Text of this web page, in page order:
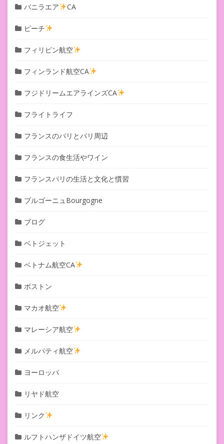
バニラエア CA
ピーチ
フィリピン航空
フィンランド航空CA
フジドリームエアラインズCA
フライトライフ
フランスのパリとパリ周辺
フランスの食生活やワイン
フランスパリの生活と文化と慣習
ブルゴーニュBourgogne
ブログ
ベトジェット
ベトナム航空CA
ボストン
マカオ航空
マレーシア航空
メルパティ航空
ヨーロッパ
リヤド航空
リンク
ルフトハンザドイツ航空